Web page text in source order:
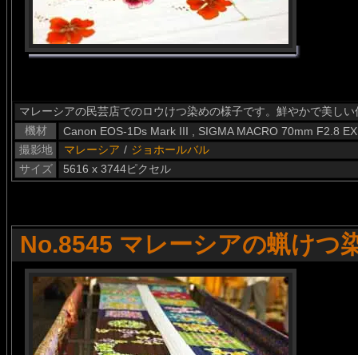
マレーシアの民芸店でのロウけつ染めの様子です。鮮やかで美し
機材
Canon EOS-1Ds Mark III , SIGMA MACRO 70mm F2.8
撮影地
マレーシア / ジョホールバル
サイズ
5616 x 3744ピクセル
No.8545 マレーシアの蝋けつ